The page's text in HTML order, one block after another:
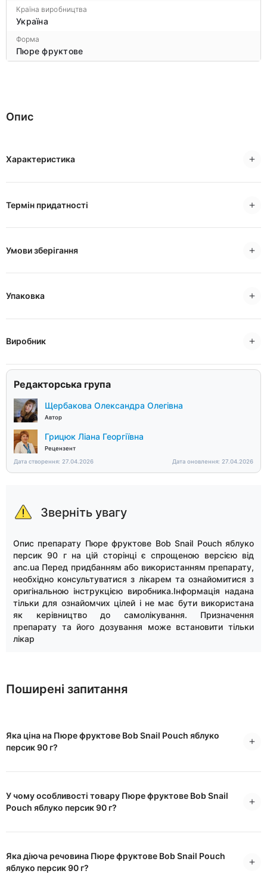
Країна виробництва
Україна
Форма
Пюре фруктове
Опис
Характеристика
Термін придатності
Умови зберігання
Упаковка
Виробник
Редакторська група
Щербакова Олександра Олегівна
Автор
Грицюк Ліана Георгіївна
Рецензент
Дата створення: 27.04.2026
Дата оновлення: 27.04.2026
Зверніть увагу
Опис препарату Пюре фруктове Bob Snail Pouch яблуко
персик 90 г на цій сторінці є спрощеною версією від
anc.ua Перед придбанням або використанням препарату,
необхідно консультуватися з лікарем та ознайомитися з
оригінальною інструкцією виробника.Інформація надана
тільки для ознайомчих цілей і не має бути використана
як керівництво до самолікування. Призначення
препарату та його дозування може встановити тільки
лікар
Поширені запитання
Яка ціна на Пюре фруктове Bob Snail Pouch яблуко
персик 90 г?
У чому особливості товару Пюре фруктове Bob Snail
Pouch яблуко персик 90 г?
Яка діюча речовина Пюре фруктове Bob Snail Pouch
яблуко персик 90 г?